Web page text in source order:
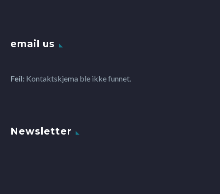
email us
Feil: Kontaktskjema ble ikke funnet.
Newsletter